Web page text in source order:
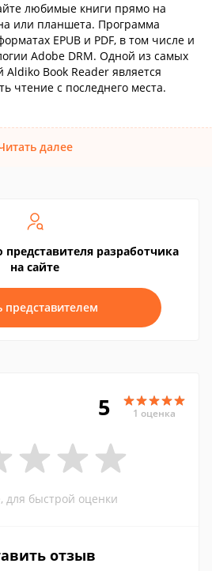
любимые книги прямо на
или планшета. Программа
EPUB и PDF, в том числе и
Adobe DRM. Одной из самых
Book Reader является
чтение с последнего места.
далее
разработчика
на сайте
представителем
5 1 оценка
для быстрой оценки
отзыв